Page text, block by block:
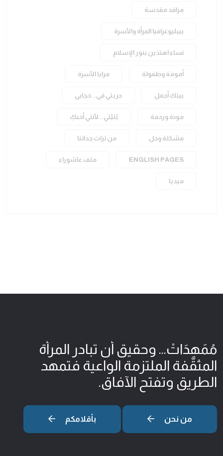
مراقد مقدسة
بيبليوغرافيا المرأة والأسرة
نساء اهتدين بنور الإسلام
أمومة وطفولة مرايا الأسرة
بيتك أجمل حريتي في.. حجابي
مودة ورحمة بُنيّتي.. لأنني أحبكِ
مشكلة وحل من تراث جداتنا
ENGLISH PAGES ملف عاشوراء
ميديا
مُمَهِدَاتْ... وحقيق أن تبادر المرأة
المثقّفة الملتزمة الواعية فتمهد
الطريق وتفتح الآفاق.
من نحن بأقلامكم